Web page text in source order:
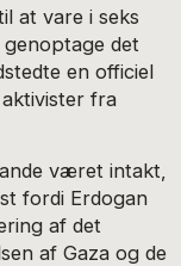
at vare i seks
det
en officiel
fra
været intakt,
fordi Erdogan
af det
af Gaza og de